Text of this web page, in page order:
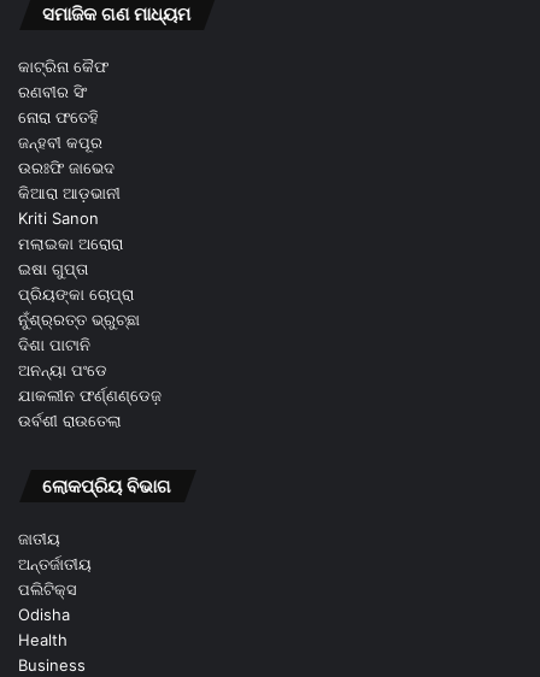
ସମାଜିକ ଗଣ ମାଧ୍ୟମ
କାଟ୍ରିନା କୈଫ
ରଣବୀର ସିଂ
ନୋରା ଫତେହି
ଜନ୍ହବୀ କପୂର
ଉରଃଫି ଜାଭେଦ
କିଆରା ଆଡ଼ଭାନୀ
Kriti Sanon
ମଲାଇକା ଅରୋରା
ଇଷା ଗୁପ୍ତା
ପ୍ରିୟଙ୍କା ଚୋପ୍ରା
ନୁଁଶ୍ର୍ରତ୍ତ ଭ୍ରୁଚ୍ଛା
ଦିଶା ପାଟାନି
ଅନନ୍ୟା ପଂଡେ
ଯାକଲୀନ ଫର୍ଣ୍ଣଣ୍ଡେଜ଼
ଉର୍ବଶୀ ରାଉତେଲା
ଲୋକପ୍ରିୟ ବିଭାଗ
ଜାତୀୟ
ଅନ୍ତର୍ଜାତୀୟ
ପଲିଟିକ୍ସ
Odisha
Health
Business